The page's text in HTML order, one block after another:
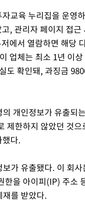
교육 누리집을 운영
, 관리자 페이지 접근
에서 열람하면 해당
업체는 최소 1년 이
도 확인돼, 과징금
개인정보가 유출되
제한하지 않았던 것
다.
가 유출됐다. 이 회
을 아이피(IP) 주소
를 받았다.